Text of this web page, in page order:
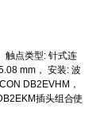
触点类型: 针式连
mm， 安装: 波
DB2EVHM，
插头组合使